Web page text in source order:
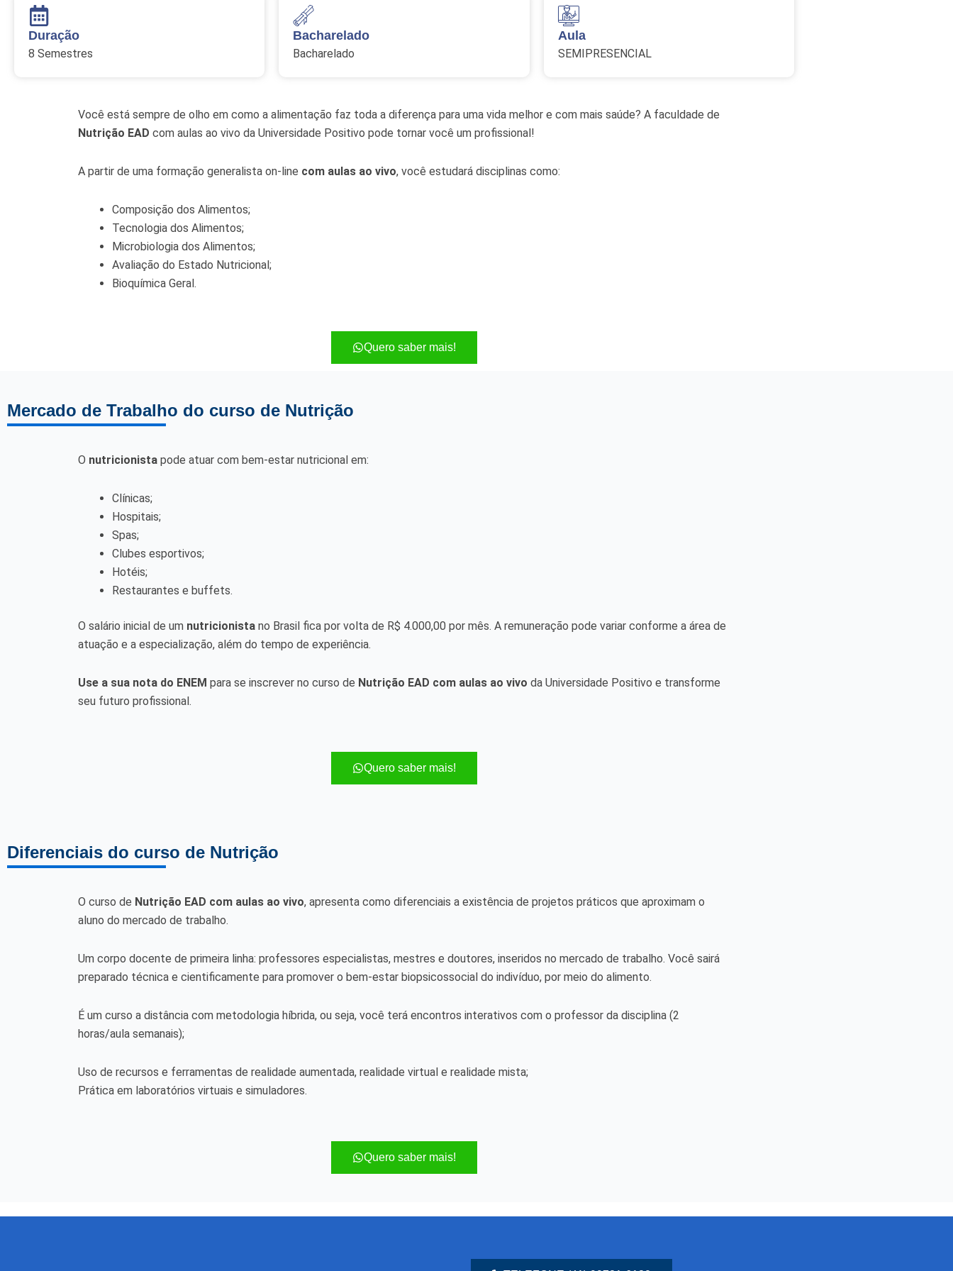
Duração
8 Semestres
Bacharelado
Bacharelado
Aula
SEMIPRESENCIAL
Você está sempre de olho em como a alimentação faz toda a diferença para uma vida melhor e com mais saúde? A faculdade de
Nutrição EAD com aulas ao vivo da Universidade Positivo pode tornar você um profissional!
A partir de uma formação generalista on-line com aulas ao vivo, você estudará disciplinas como:
Composição dos Alimentos;
Tecnologia dos Alimentos;
Microbiologia dos Alimentos;
Avaliação do Estado Nutricional;
Bioquímica Geral.
Quero saber mais!
Mercado de Trabalho do curso de Nutrição
O nutricionista pode atuar com bem-estar nutricional em:
Clínicas;
Hospitais;
Spas;
Clubes esportivos;
Hotéis;
Restaurantes e buffets.
O salário inicial de um nutricionista no Brasil fica por volta de R$ 4.000,00 por mês. A remuneração pode variar conforme a área de
atuação e a especialização, além do tempo de experiência.
Use a sua nota do ENEM para se inscrever no curso de Nutrição EAD com aulas ao vivo da Universidade Positivo e transforme
seu futuro profissional.
Quero saber mais!
Diferenciais do curso de Nutrição
O curso de Nutrição EAD com aulas ao vivo, apresenta como diferenciais a existência de projetos práticos que aproximam o
aluno do mercado de trabalho.
Um corpo docente de primeira linha: professores especialistas, mestres e doutores, inseridos no mercado de trabalho. Você sairá
preparado técnica e cientificamente para promover o bem-estar biopsicossocial do indivíduo, por meio do alimento.
É um curso a distância com metodologia híbrida, ou seja, você terá encontros interativos com o professor da disciplina (2
horas/aula semanais);
Uso de recursos e ferramentas de realidade aumentada, realidade virtual e realidade mista;
Prática em laboratórios virtuais e simuladores.
Quero saber mais!